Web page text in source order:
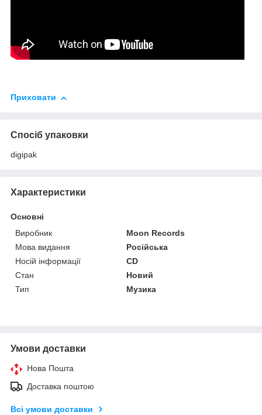
Приховати
Спосіб упаковки
digipak
Характеристики
Основні
Виробник
Moon Records
Мова видання
Російська
Носій інформації
CD
Стан
Новий
Тип
Музика
Умови доставки
Нова Пошта
Доставка поштою
Всі умови доставки